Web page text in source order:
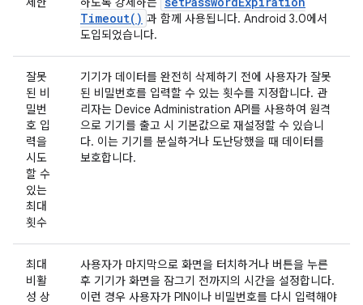
Timeout( ) 과 함께 사용됩니다. Android 3.0에서
도입되었습니다.
잘못
된 비
밀번
호 입
력을
시도
할 수
있는
최대
횟수
기기가 데이터를 완전히 삭제하기 전에 사용자가 잘못
된 비밀번호를 입력할 수 있는 횟수를 지정합니다. 관
리자는 Device Administration API를 사용하여 원격
으로 기기를 출고 시 기본값으로 재설정할 수 있습니
다. 이는 기기를 분실하거나 도난당했을 때 데이터를
보호합니다.
최대
비활
성 상
사용자가 마지막으로 화면을 터치하거나 버튼을 누른
후 기기가 화면을 잠그기 전까지의 시간을 설정합니다.
이런 경우 사용자가 PIN이나 비밀번호를 다시 입력해야